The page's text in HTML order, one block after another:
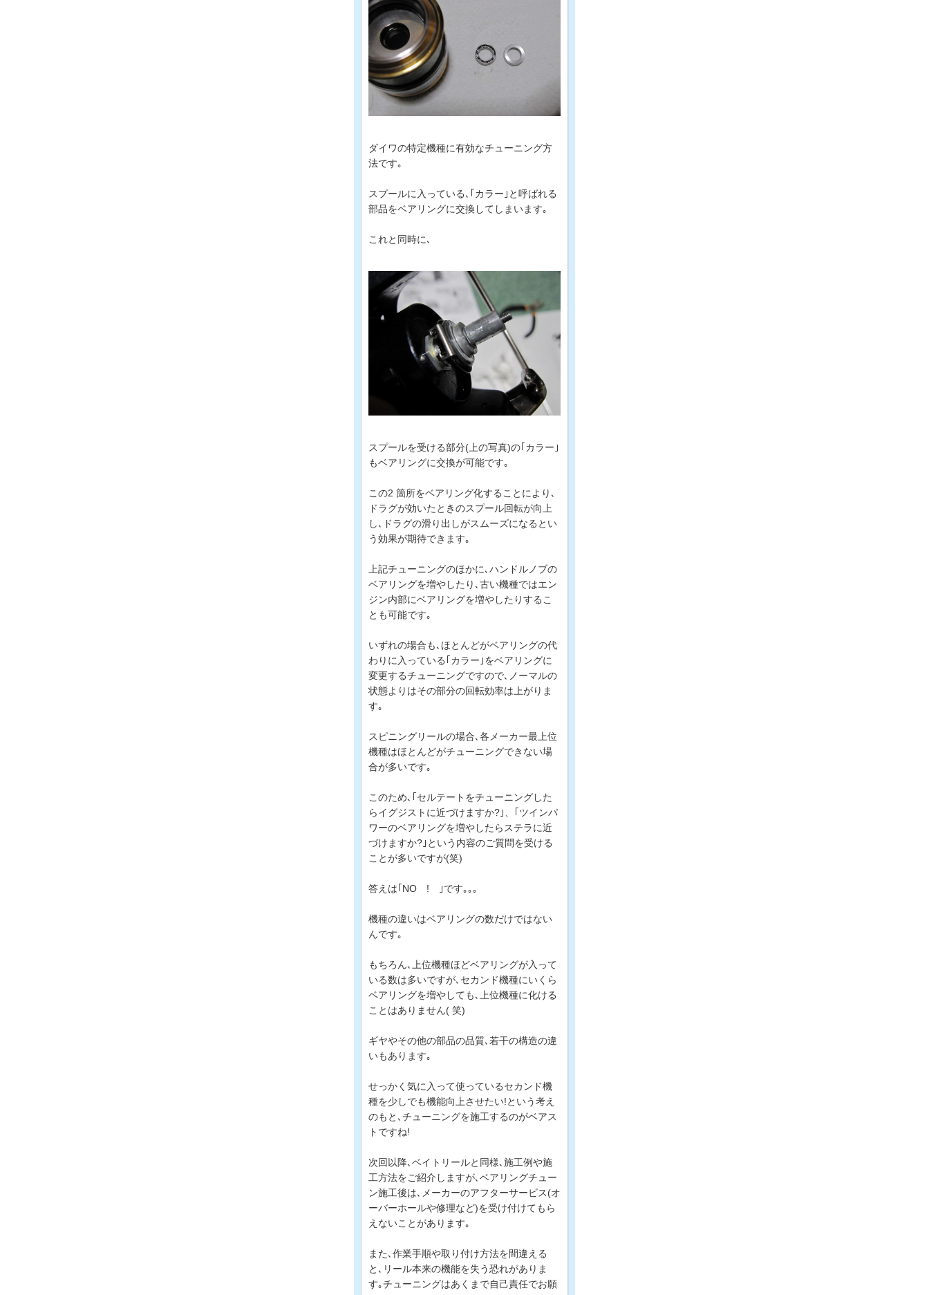
ダイワの特定機種に有効なチューニング方
法です｡
スプールに入っている､｢カラー｣と呼ばれる
部品をベアリングに交換してしまいます｡
これと同時に､
スプールを受ける部分(上の写真)の｢カラー｣
もベアリングに交換が可能です｡
この2 箇所をベアリング化することにより､
ドラグが効いたときのスプール回転が向上
し､ドラグの滑り出しがスムーズになるとい
う効果が期待できます｡
上記チューニングのほかに､ハンドルノブの
ベアリングを増やしたり､古い機種ではエン
ジン内部にベアリングを増やしたりするこ
とも可能です｡
いずれの場合も､ほとんどがベアリングの代
わりに入っている｢カラー｣をベアリングに
変更するチューニングですので､ノーマルの
状態よりはその部分の回転効率は上がりま
す｡
スピニングリールの場合､各メーカー最上位
機種はほとんどがチューニングできない場
合が多いです｡
このため､｢セルテートをチューニングした
らイグジストに近づけますか?｣、｢ツインパ
ワーのベアリングを増やしたらステラに近
づけますか?｣という内容のご質問を受ける
ことが多いですが(笑)
答えは｢NO ! ｣です｡｡｡
機種の違いはベアリングの数だけではない
んです｡
もちろん､上位機種ほどベアリングが入って
いる数は多いですが､セカンド機種にいくら
ベアリングを増やしても､上位機種に化ける
ことはありません( 笑)
ギヤやその他の部品の品質､若干の構造の違
いもあります｡
せっかく気に入って使っているセカンド機
種を少しでも機能向上させたい!という考え
のもと､チューニングを施工するのがベアス
トですね!
次回以降､ベイトリールと同様､施工例や施
工方法をご紹介しますが､ベアリングチュー
ン施工後は､メーカーのアフターサービス(オ
ーバーホールや修理など)を受け付けてもら
えないことがあります｡
また､作業手順や取り付け方法を間違える
と､リール本来の機能を失う恐れがありま
す｡チューニングはあくまで自己責任でお願